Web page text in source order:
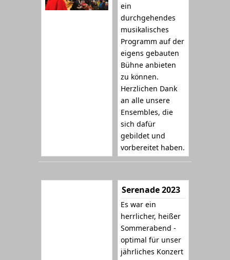
ein
durchgehendes
musikalisches
Programm auf der
eigens gebauten
Bühne anbieten
zu können.
Herzlichen Dank
an alle unsere
Ensembles, die
sich dafür
gebildet und
vorbereitet haben.
Serenade 2023
Es war ein
herrlicher, heißer
Sommerabend -
optimal für unser
jährliches Konzert